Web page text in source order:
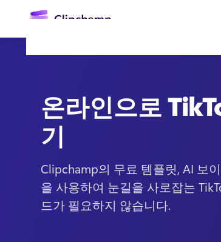
로그인
무료 체험하기
온라인으로
기
Clipchamp의 무료 템플릿, AI 보
을 사용하여 눈길을 사로잡는
드가 필요하지 않습니다.